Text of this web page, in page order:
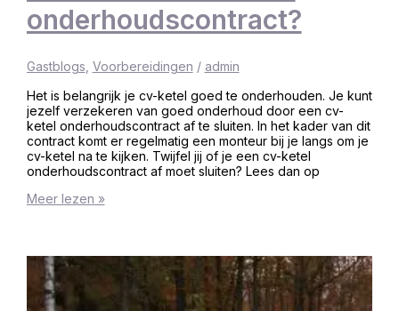
onderhoudscontract?
Gastblogs Voorbereidingen / admin
Het is belangrijk je cv-ketel goed te onderhouden. Je kunt
jezelf verzekeren van goed onderhoud door een cv-
ketel onderhoudscontract af te sluiten. In het kader van dit
contract komt er regelmatig een monteur bij je langs om je
cv-ketel na te kijken. Twijfel jij of je een cv-ketel
onderhoudscontract af moet sluiten? Lees dan op
Meer lezen »